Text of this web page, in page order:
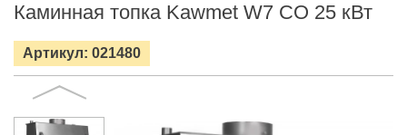
Каминная топка Kawmet W7 CO 25 кВт
Артикул: 021480